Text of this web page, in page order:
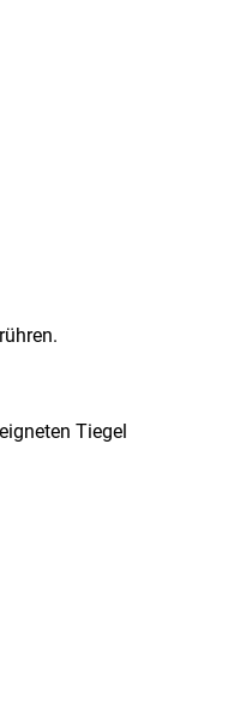
Tiegel